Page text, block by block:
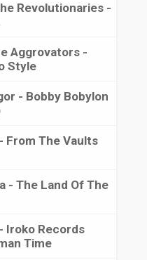
Revolutionaries -
Aggrovators -
Style
- Bobby Bobylon
From The Vaults
- The Land Of The
Iroko Records
Time